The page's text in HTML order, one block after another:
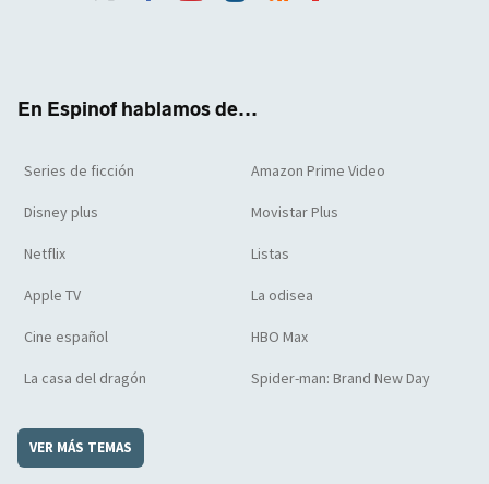
En Espinof hablamos de...
Series de ficción Amazon Prime Video
Disney plus Movistar Plus
Netflix Listas
Apple TV La odisea
Cine español HBO Max
La casa del dragón Spider-man: Brand New Day
VER MÁS TEMAS